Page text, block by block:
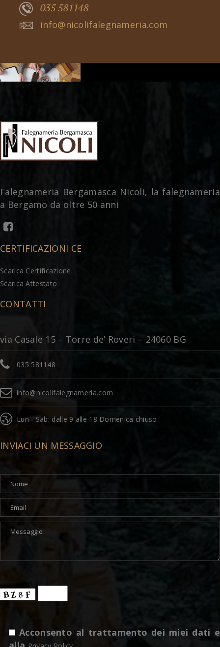
035 581148
info@nicolifalegnameria.com
Falegnameria Bergamasca Nicoli, la falegnameria
a Bergamo da oltre 50 anni
CERTIFICAZIONI CE
Scarica Certificazione
Scarica Attestato
CONTATTI
via Casale 15 – Torre de’ Roveri – 24060 BG
035 581148
info@nicolifalegnameria.com
Lun - Sab: dalle 9 alle 18 Domenica chiuso
INVIACI UN MESSAGGIO
Acconsento al trattamento dei miei dati e